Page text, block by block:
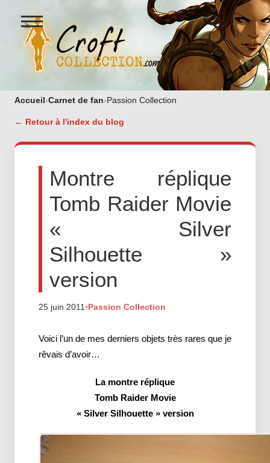
Figurines Lara Croft et
Ouvrir
le
menu
Accueil›Carnet de fan›Passion Collection
← Retour à l'index du blog
Montre réplique
Tomb Raider Movie
« Silver
Silhouette »
version
25 juin 2011•Passion Collection
Voici l’un de mes derniers objets très rares que je
rêvais d’avoir…
La montre réplique
Tomb Raider Movie
« Silver Silhouette » version